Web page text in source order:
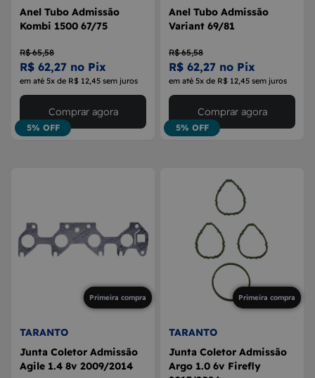
Anel Tubo Admissão
Kombi 1500 67/75
R$ 65,58
R$ 62,27 no Pix
em até 5x de R$ 12,45 sem juros
5% OFF
Comprar agora
Anel Tubo Admissão
Variant 69/81
R$ 65,58
R$ 62,27 no Pix
em até 5x de R$ 12,45 sem juros
5% OFF
Comprar agora
Primeira compra
TARANTO
Junta Coletor Admissão
Agile 1.4 8v 2009/2014
Primeira compra
TARANTO
Junta Coletor Admissão
Argo 1.0 6v Firefly